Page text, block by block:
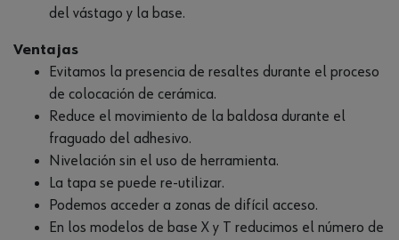
del vástago y la base.
Ventajas
Evitamos la presencia de resaltes durante el proceso
de colocación de cerámica.
Reduce el movimiento de la baldosa durante el
fraguado del adhesivo.
Nivelación sin el uso de herramienta.
La tapa se puede re-utilizar.
Podemos acceder a zonas de difícil acceso.
En los modelos de base X y T reducimos el número de